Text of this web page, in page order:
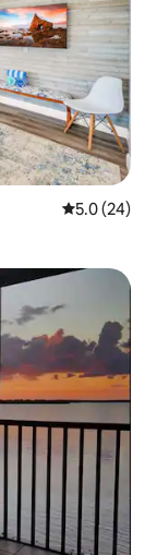
औसत रेटिंग 5
5.0 (24)